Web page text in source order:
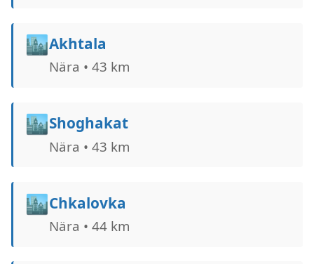
🏙️Akhtala
Nära • 43 km
🏙️Shoghakat
Nära • 43 km
🏙️Chkalovka
Nära • 44 km